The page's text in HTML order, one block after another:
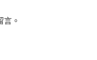
言。